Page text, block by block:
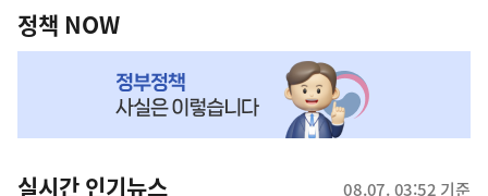
책
NOW,
뉴
정책 NOW
실시간 인기뉴스 08.07. 03:52 기준